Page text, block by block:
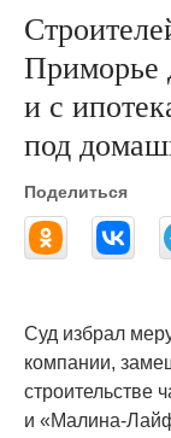
Приморье
и с
под
Поделиться
Суд избрал
компании,
строительстве
и «Малина-